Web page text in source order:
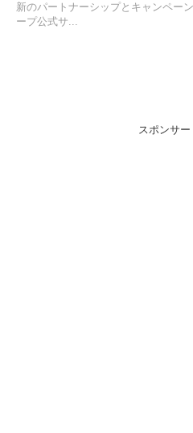
新のパートナーシップとキャンペー
ープ公式サ...
スポンサー